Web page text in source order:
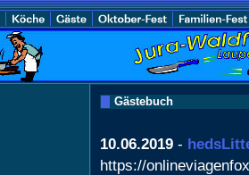
Gästebuch
10.06.2019 -
https://